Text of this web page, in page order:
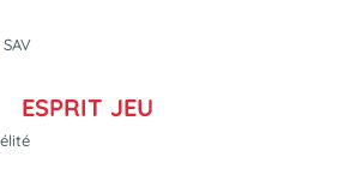
ESPRIT JEU